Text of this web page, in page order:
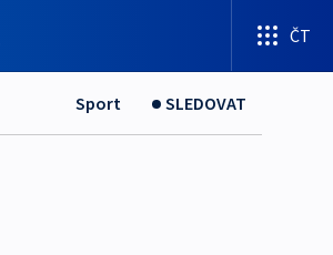
ČT
Sport SLEDOVAT